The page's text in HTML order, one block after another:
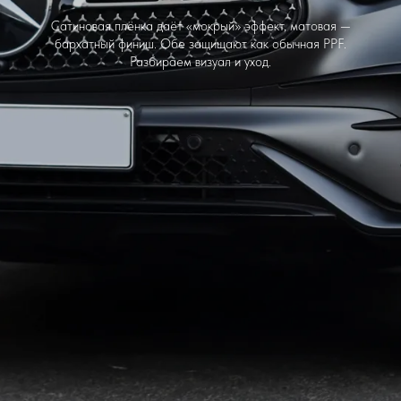
Сатиновая плёнка даёт «мокрый» эффект, матовая —
бархатный финиш. Обе защищают как обычная PPF.
Разбираем визуал и уход.